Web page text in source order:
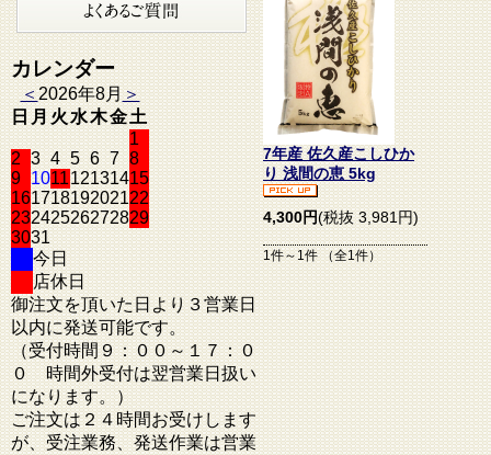
カレンダー
＜2026年8月＞
日月火水木金土
1
2 3 4 5 6 7 8
9 101112131415
16171819202122
23242526272829
3031
今日
店休日
御注文を頂いた日より３営業日
以内に発送可能です。
（受付時間９：００～１７：０
０ 時間外受付は翌営業日扱い
になります。）
ご注文は２４時間お受けします
が、受注業務、発送作業は営業
7年産 佐久産こしひか
り 浅間の恵 5kg
4,300円(税抜 3,981円)
1件～1件 （全1件）